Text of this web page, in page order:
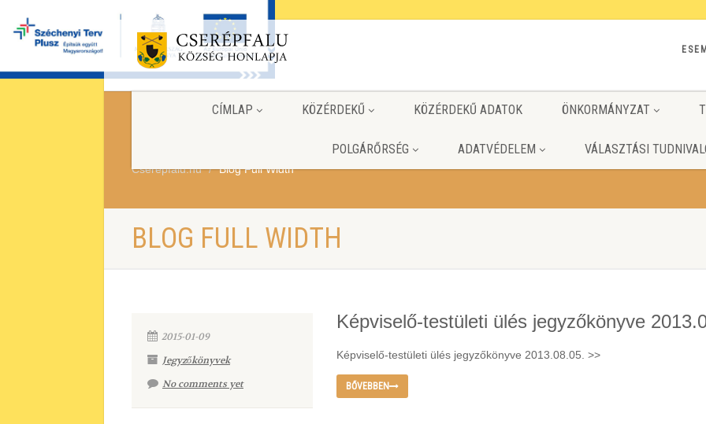
CÍMLAP KÖZÉRDEKŰ KÖZÉRDEKŰ ADATOK ÖNKORMÁNYZAT
POLGÁRŐRSÉG ADATVÉDELEM VÁLASZTÁSI
Cserepfalu.hu Blog Full Width
BLOG FULL WIDTH
2015-01-09
Jegyzőkönyvek
No comments yet
Képviselő-testületi ülés jegyzőkönyve
Képviselő-testületi ülés jegyzőkönyve 2013.08.05. >>
BŐVEBBEN